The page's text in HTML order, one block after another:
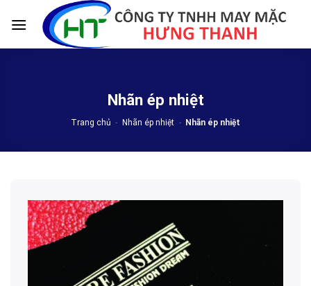
Nhãn ép nhiệt
Trang chủ - Nhãn ép nhiệt - Nhãn ép nhiệt